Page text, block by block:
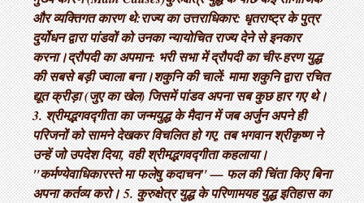
और व्यक्तिगत कारण थे: ​राज्य का उत्तराधिकार: धृतराष्ट्र के पुत्र
दुर्योधन द्वारा पांडवों को उनका न्यायोचित राज्य देने से इनकार
करना। ​द्रौपदी का अपमान: भरी सभा में द्रौपदी का चीर-हरण युद्ध
की सबसे बड़ी ज्वाला बना। ​शकुनि की चालें: मामा शकुनि द्वारा रचित
द्यूत क्रीड़ा (जुए का खेल) जिसमें पांडव अपना सब कुछ हार गए थे। ​
3. श्रीमद्भगवद्गीता का जन्म ​युद्ध के मैदान में जब अर्जुन अपने ही
परिजनों को सामने देखकर विचलित हो गए, तब भगवान श्रीकृष्ण ने
उन्हें जो उपदेश दिया, वही श्रीमद्भगवद्गीता कहलाया। ​
"कर्मण्येवाधिकारस्ते मा फलेषु कदाचन" — फल की चिंता किए बिना
अपना कर्तव्य करो। 5. कुरुक्षेत्र युद्ध के परिणाम ​यह युद्ध इतिहास का